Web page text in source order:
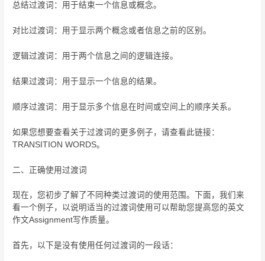
总结过渡词：用于结束一个信息或概念。
对比过渡词：用于显示两个概念或者信息之前的区别。
逻辑过渡词：用于两个信息之间的逻辑连接。
结果过渡词：用于显示一个信息的结果。
顺序过渡词：用于显示多个信息在时间或空间上的顺序关系。
如果您想要查看关于过渡词的更多例子，请查看此链接：
TRANSITION WORDS。
二、正确使用过渡词
现在，您初步了解了不同种类过渡词的使用范围。下面，我们来
看一个例子，以说明适当的过渡词使用可以帮助您提高您的英文
作文Assignment写作质量。
首先，以下是没有使用任何过渡词的一段话：